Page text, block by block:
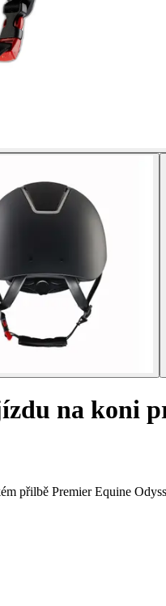
na koni
přilbě Premier Equine